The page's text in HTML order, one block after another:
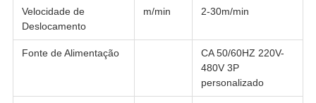
Velocidade de
Deslocamento
m/min 2-30m/min
Fonte de Alimentação
CA 50/60HZ 220V-
480V 3P
personalizado